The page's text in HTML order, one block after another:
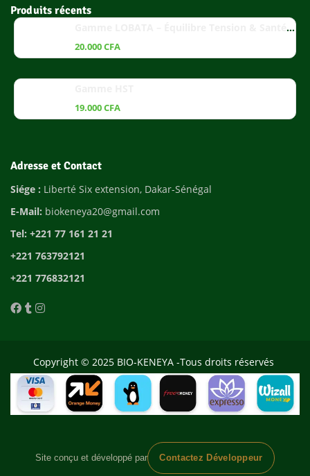
Produits récents
Gamme LOBATA – Équilibre Tension & Santé Cardiaque
20.000CFA
19.000CFA
Adresse et Contact
Siége : Liberté Six extension, Dakar-Sénégal
E-Mail: biokeneya20@gmail.com
Tel: +221 77 161 21 21
+221 763792121
+221 776832121
Copyright © 2025 BIO-KENEYA -Tous droits réservés
Site conçu et développé par Contactez Développeur